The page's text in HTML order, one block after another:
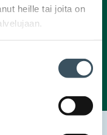
heille tai joita on